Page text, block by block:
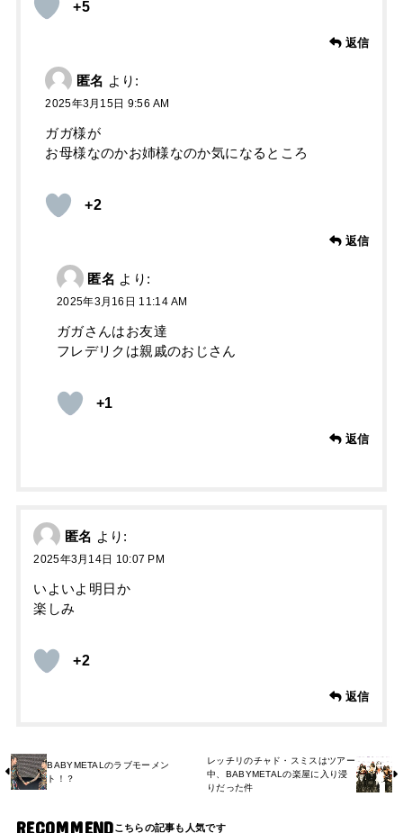
+5
返信
匿名 より:
2025年3月15日 9:56 AM
ガガ様が
お母様なのかお姉様なのか気になるところ
+2
返信
匿名 より:
2025年3月16日 11:14 AM
ガガさんはお友達
フレデリクは親戚のおじさん
+1
返信
匿名 より:
2025年3月14日 10:07 PM
いよいよ明日か
楽しみ
+2
返信
BABYMETALのラブモーメン
ト！？
レッチリのチャド・スミスはツアー
中、BABYMETALの楽屋に入り浸
りだった件
RECOMMEND